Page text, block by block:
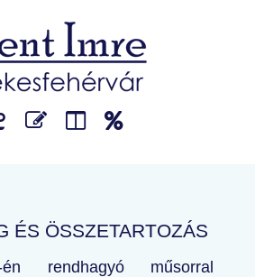
ÉS ÖSSZETARTOZÁS
rendhagyó műsorral